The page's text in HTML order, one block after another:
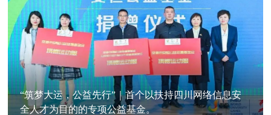
“筑梦大运，公益先行”｜首个以扶持四川网络信息安
全人才为目的的专项公益基金。